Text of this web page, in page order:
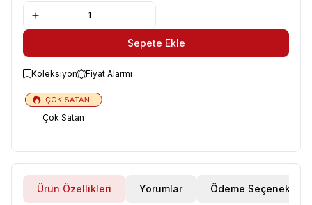
Sepete Ekle
Koleksiyon Fiyat Alarmı
Çok Satan
Ürün Özellikleri Yorumlar Ödeme Seçenekleri